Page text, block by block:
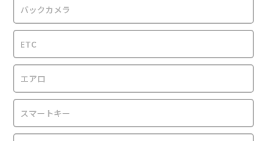
バックカメラ
ETC
エアロ
スマートキー